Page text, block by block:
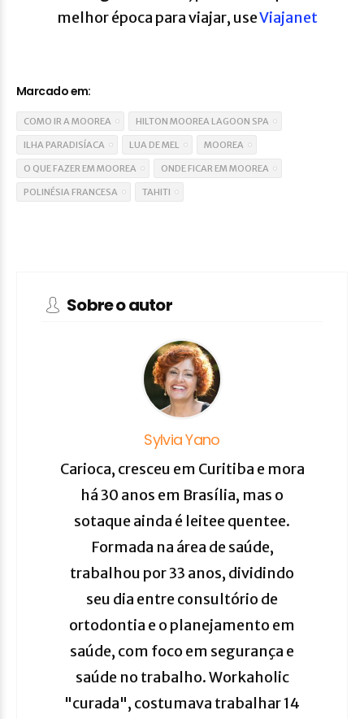
melhor época para viajar, useViajanet
Marcado em:
COMO IR A MOOREA HILTON MOOREA LAGOON SPA
ILHA PARADISÍACA LUA DE MEL MOOREA
O QUE FAZER EM MOOREA ONDE FICAR EM MOOREA
POLINÉSIA FRANCESA TAHITI
Sobre o autor
Sylvia Yano
Carioca, cresceu em Curitiba e mora
há 30 anos em Brasília, mas o
sotaque ainda é leitee quentee.
Formada na área de saúde,
trabalhou por 33 anos, dividindo
seu dia entre consultório de
ortodontia e o planejamento em
saúde, com foco em segurança e
saúde no trabalho. Workaholic
"curada", costumava trabalhar 14